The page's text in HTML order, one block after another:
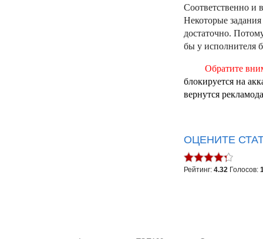
Соответственно и
Некоторые
достаточно.
бы у исполнителя
Обратите
блокируется на
вернутся
ОЦЕНИТЕ
Рейтинг: 4.32 Голосов: